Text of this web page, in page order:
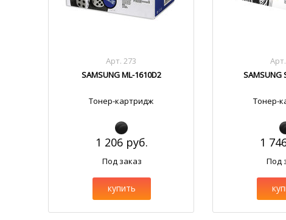
Арт. 273
SAMSUNG ML-1610D2
Тонер-картридж
1 206 руб.
Под заказ
купить
SAMSUNG
Тонер-
1
Под